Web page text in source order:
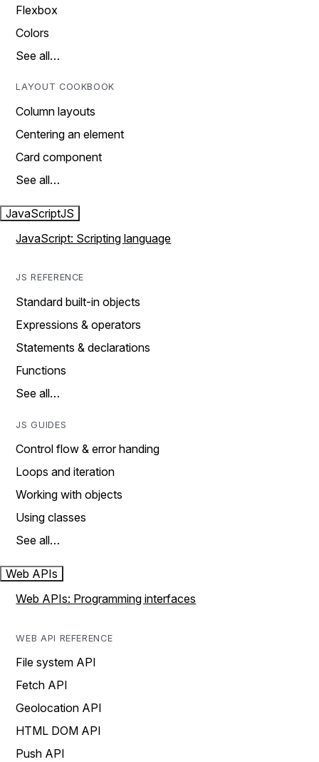
Flexbox
Colors
See all…
LAYOUT COOKBOOK
Column layouts
Centering an element
Card component
See all…
JavaScriptJS
JavaScript: Scripting language
JS REFERENCE
Standard built-in objects
Expressions & operators
Statements & declarations
Functions
See all…
JS GUIDES
Control flow & error handing
Loops and iteration
Working with objects
Using classes
See all…
Web APIs
Web APIs: Programming interfaces
WEB API REFERENCE
File system API
Fetch API
Geolocation API
HTML DOM API
Push API